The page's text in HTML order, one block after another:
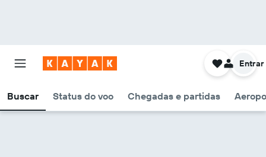
Buscar Status do voo Chegadas e partidas
Entrar